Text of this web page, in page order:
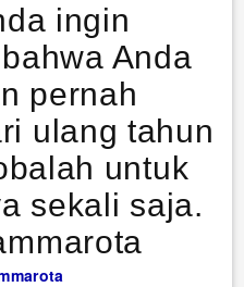
ingin
Anda
pernah
ulang tahun
untuk
sekali saja.